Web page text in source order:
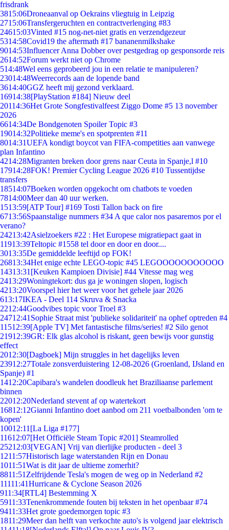
frisdrank
3815:06Droneaanval op Oekrains vliegtuig in Leipzig
2715:06Transfergeruchten en contractverlenging #83
24615:03Vinted #15 nog-net-niet gratis en verzendgezeur
5314:58Covid19 the aftermath #17 bananenmilkshake
9014:53Influencer Anna Dobber over pestgedrag op gesponsorde reis
2614:52Forum werkt niet op Chrome
514:48Wel eens geprobeerd jou in een relatie te manipuleren?
23014:48Weerrecords aan de lopende band
3614:40GGZ heeft mij gezond verklaard.
16914:38[PlayStation #184] Nieuw deel
20114:36Het Grote Songfestivalfeest Ziggo Dome #5 13 november
2026
6614:34De Bondgenoten Spoiler Topic #3
19014:32Politieke meme's en spotprenten #11
8014:31UEFA kondigt boycot van FIFA-competities aan vanwege
plan Infantino
4214:28Migranten breken door grens naar Ceuta in Spanje,l #10
17914:28FOK! Premier Cycling League 2026 #10 Tussentijdse
transfers
18514:07Boeken worden opgekocht om chatbots te voeden
7814:00Meer dan 40 uur werken.
1513:59[ATP Tour] #169 Tosti Tallon back on fire
6713:56Spaanstalige nummers #34 A que calor nos pasaremos por el
verano?
24213:42Asielzoekers #22 : Het Europese migratiepact gaat in
11913:39Teltopic #1558 tel door en door en door....
3013:35De gemiddelde leeftijd op FOK!
26813:34Het enige echte LEGO-topic #45 LEGOOOOOOOOOOO
14313:31 [Keuken Kampioen Divisie] #44 Vitesse mag weg
2413:29Woningtekort: dus ga je woningen slopen, logisch
4213:20Voorspel hier het weer voor het gehele jaar 2026
613:17IKEA - Deel 114 Skruva & Snacka
2212:44Goodvibes topic voor Troel #3
24712:41 Sophie Straat mist 'publieke solidariteit' na ophef optreden #4
11512:39[Apple TV] Met fantastische films/series! #2 Silo genot
21912:39GR: Elk glas alcohol is riskant, geen bewijs voor gunstig
effect
2012:30[Dagboek] Mijn struggles in het dagelijks leven
23912:27Totale zonsverduistering 12-08-2026 (Groenland, IJsland en
Spanje) #1
1412:20Capibara's wandelen doodleuk het Braziliaanse parlement
binnen
22012:20Nederland stevent af op watertekort
16812:12Gianni Infantino doet aanbod om 211 voetbalbonden 'om te
kopen'
10012:11 [La Liga #177]
11612:07[Het Officiële Steam Topic #201] Steamrolled
25212:03[VEGAN] Vrij van dierlijke producten - deel 3
1211:57Historisch lage waterstanden Rijn en Donau
1011:51Wat is dit jaar de ultieme zomerhit?
8811:51 Zelfrijdende Tesla's mogen de weg op in Nederland #2
11111:41Hurricane & Cyclone Season 2026
911:34[RTL4] Bestemming X
5911:33Tenenkrommende fouten bij teksten in het openbaar #74
9411:33Het grote goedemorgen topic #3
1811:29Meer dan helft van verkochte auto's is volgend jaar elektrisch